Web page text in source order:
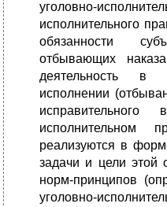
уголовно-
исполнительного
обязанности
отбывающих
деятельность в
исполнении
исправительного
исполнительном
реализуются в
задачи и цели этой
норм-принципов
уголовно-